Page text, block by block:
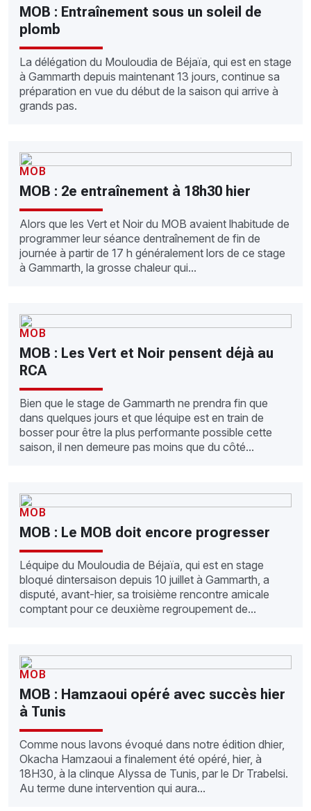
MOB : Entraînement sous un soleil de
plomb
La délégation du Mouloudia de Béjaïa, qui est en stage
à Gammarth depuis maintenant 13 jours, continue sa
préparation en vue du début de la saison qui arrive à
grands pas.
MOB
MOB : 2e entraînement à 18h30 hier
Alors que les Vert et Noir du MOB avaient lhabitude de
programmer leur séance dentraînement de fin de
journée à partir de 17 h généralement lors de ce stage
à Gammarth, la grosse chaleur qui...
MOB
MOB : Les Vert et Noir pensent déjà au
RCA
Bien que le stage de Gammarth ne prendra fin que
dans quelques jours et que léquipe est en train de
bosser pour être la plus performante possible cette
saison, il nen demeure pas moins que du côté...
MOB
MOB : Le MOB doit encore progresser
Léquipe du Mouloudia de Béjaïa, qui est en stage
bloqué dintersaison depuis 10 juillet à Gammarth, a
disputé, avant-hier, sa troisième rencontre amicale
comptant pour ce deuxième regroupement de...
MOB
MOB : Hamzaoui opéré avec succès hier
à Tunis
Comme nous lavons évoqué dans notre édition dhier,
Okacha Hamzaoui a finalement été opéré, hier, à
18H30, à la clinque Alyssa de Tunis, par le Dr Trabelsi.
Au terme dune intervention qui aura...